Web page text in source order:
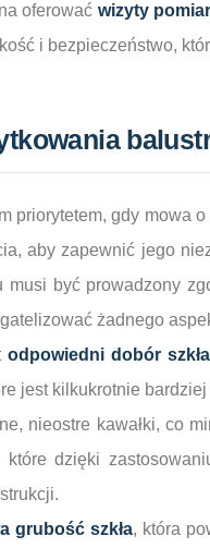
oferować wizyty
i bezpieczeństwo,
priorytetem, gdy mowa
aby zapewnić jego
musi być prowadzony
żadnego
odpowiedni dobór szkła
jest kilkukrotnie
nieostre kawałki, co
które dzięki
grubość szkła, która